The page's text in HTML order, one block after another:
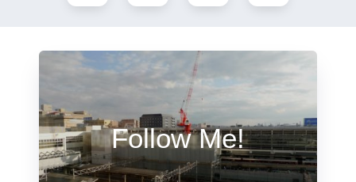
Follow Me!